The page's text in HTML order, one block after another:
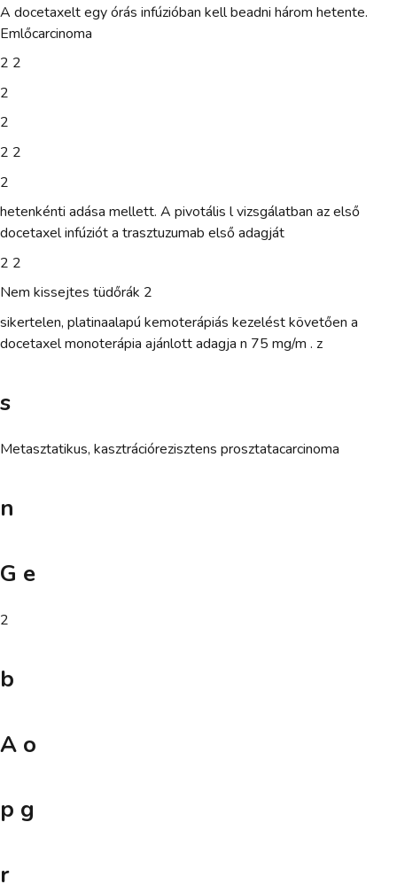
A docetaxelt egy órás infúzióban kell beadni három hetente.
Emlőcarcinoma
2 2
2
2
2 2
2
hetenkénti adása mellett. A pivotális l vizsgálatban az első
docetaxel infúziót a trasztuzumab első adagját
2 2
Nem kissejtes tüdőrák 2
sikertelen, platinaalapú kemoterápiás kezelést követően a
docetaxel monoterápia ajánlott adagja n 75 mg/m . z
s
Metasztatikus, kasztrációrezisztens prosztatacarcinoma
n
G e
2
b
A o
p g
r